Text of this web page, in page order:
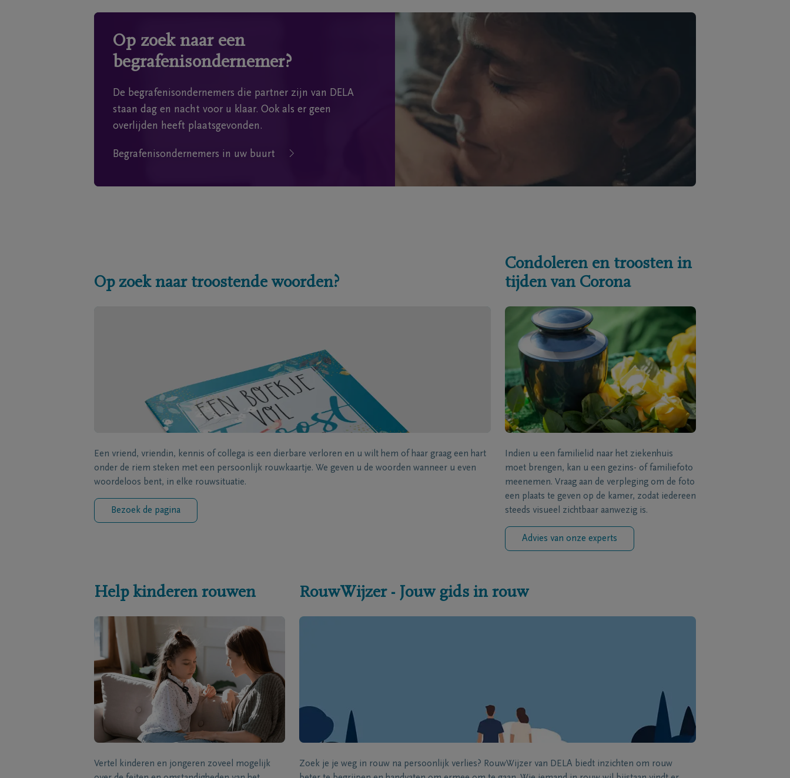
Op zoek naar een
begrafenisondernemer?
De begrafenisondernemers die partner zijn van DELA
staan dag en nacht voor u klaar. Ook als er geen
overlijden heeft plaatsgevonden.
Begrafenisondernemers in uw buurt
Op zoek naar troostende woorden?
Een vriend, vriendin, kennis of collega is een dierbare verloren en u wilt hem of haar graag een hart
onder de riem steken met een persoonlijk rouwkaartje. We geven u de woorden wanneer u even
woordeloos bent, in elke rouwsituatie.
Bezoek de pagina
Condoleren en troosten in
tijden van Corona
Indien u een familielid naar het ziekenhuis
moet brengen, kan u een gezins- of familiefoto
meenemen. Vraag aan de verpleging om de foto
een plaats te geven op de kamer, zodat iedereen
steeds visueel zichtbaar aanwezig is.
Advies van onze experts
Help kinderen rouwen
Vertel kinderen en jongeren zoveel mogelijk
RouwWijzer - Jouw gids in rouw
Zoek je je weg in rouw na persoonlijk verlies? RouwWijzer van DELA biedt inzichten om rouw